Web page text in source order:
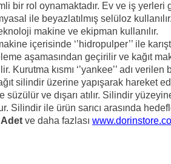
bir rol oynamaktadır. Ev ve iş
ile beyazlatılmış selüloz kullanılır.
makine ve ekipman kullanılır.
içerisinde ‘’hidropulper’’ ile
aşamasından geçirilir ve kağıt
kısmı ‘’yankee’’ adı
silindir üzerine yapışarak hareket
ve dışarı atılır. Silindir
Silindir ile ürün sarıcı arasında
ve daha fazlası